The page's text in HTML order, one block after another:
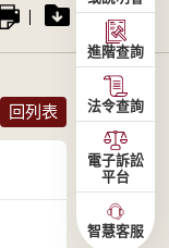
回列表
進階查詢
法令查詢
電子訴訟
平台
智慧客服